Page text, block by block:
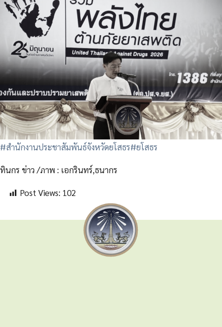
#สำนักงานประชาสัมพันธ์จังหวัดยโสธร#ยโสธร
ทินกร ข่าว /ภาพ : เอกรินทร์,ธนากร
Post Views: 102